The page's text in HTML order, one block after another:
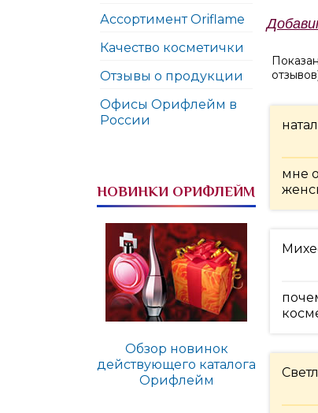
Ассортимент Oriflame
Качество косметички
Отзывы о продукции
Офисы Орифлейм в
России
НОВИНКИ ОРИФЛЕЙМ
Обзор новинок
действующего каталога
Орифлейм
мне